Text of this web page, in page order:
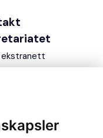
ekstranett